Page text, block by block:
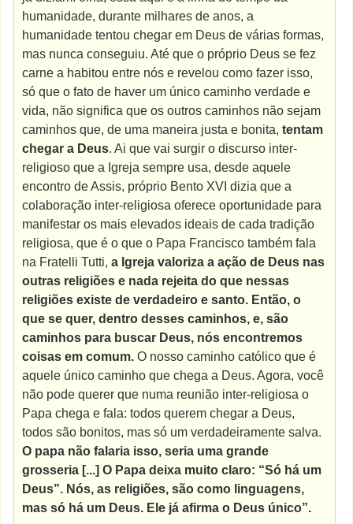
humanidade, durante milhares de anos, a
humanidade tentou chegar em Deus de várias formas,
mas nunca conseguiu. Até que o próprio Deus se fez
carne a habitou entre nós e revelou como fazer isso,
só que o fato de haver um único caminho verdade e
vida, não significa que os outros caminhos não sejam
caminhos que, de uma maneira justa e bonita,tentam
chegar a Deus. Ai que vai surgir o discurso inter-
religioso que a Igreja sempre usa, desde aquele
encontro de Assis, próprio Bento XVI dizia que a
colaboração inter-religiosa oferece oportunidade para
manifestar os mais elevados ideais de cada tradição
religiosa, que é o que o Papa Francisco também fala
na Fratelli Tutti,a Igreja valoriza a ação de Deus nas
outras religiões e nada rejeita do que nessas
religiões existe de verdadeiro e santo. Então, o
que se quer, dentro desses caminhos, e, são
caminhos para buscar Deus, nós encontremos
coisas em comum. O nosso caminho católico que é
aquele único caminho que chega a Deus. Agora, você
não pode querer que numa reunião inter-religiosa o
Papa chega e fala: todos querem chegar a Deus,
todos são bonitos, mas só um verdadeiramente salva.
O papa não falaria isso, seria uma grande
grosseria [...] O Papa deixa muito claro: “Só há um
Deus”. Nós, as religiões, são como linguagens,
mas só há um Deus. Ele já afirma o Deus único”.